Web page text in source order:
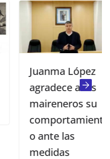
Juanma López
agradece a los
maireneros su
comportamient
o ante las
medidas